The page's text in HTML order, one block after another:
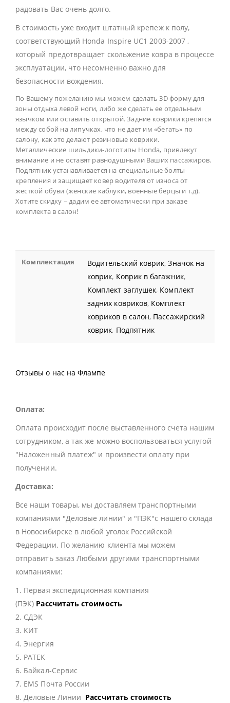
радовать Вас очень долго.
В стоимость уже входит штатный крепеж к полу,
соответствующий Honda Inspire UC1 2003-2007 ,
который предотвращает скольжение ковра в процессе
эксплуатации, что несомненно важно для
безопасности вождения.
По Вашему пожеланию мы можем сделать 3D форму для
зоны отдыха левой ноги, либо же сделать ее отдельным
язычком или оставить открытой. Задние коврики крепятся
между собой на липучках, что не дает им «бегать» по
салону, как это делают резиновые коврики.
Металлические шильдики-логотипы Honda, привлекут
внимание и не оставят равнодушными Ваших пассажиров.
Подпятник устанавливается на специальные болты-
крепления и защищает ковер водителя от износа от
жесткой обуви (женские каблуки, военные берцы и т.д).
Хотите скидку – дадим ее автоматически при заказе
комплекта в салон!
Комплектация Водительский коврик,Значок на
коврик, Коврик в багажник,
Комплект заглушек, Комплект
задних ковриков, Комплект
ковриков в салон, Пассажирский
коврик, Подпятник
Отзывы о нас на Флампе
Оплата:
Оплата происходит после выставленного счета нашим
сотрудником, а так же можно воспользоваться услугой
"Наложенный платеж" и произвести оплату при
получении.
Доставка:
Все наши товары, мы доставляем транспортными
компаниями "Деловые линии" и "ПЭК"с нашего склада
в Новосибирске в любой уголок Российской
Федерации. По желанию клиента мы можем
отправить заказ Любыми другими транспортными
компаниями:
1. Первая экспедиционная компания
(ПЭК) Рассчитать стоимость
2. СДЭК
3. КИТ
4. Энергия
5. РАТЕК
6. Байкал-Сервис
7. EMS Почта России
8. Деловые Линии Рассчитать стоимость